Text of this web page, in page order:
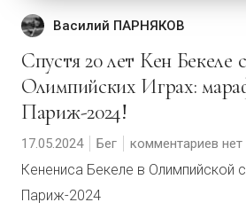
Василий ПАРНЯКОВ
Спустя 20 лет Кен Бекеле снова бежит на
Олимпийских Играх:
Париж-2024!
17.05.2024 Бег комментариев нет
Кенениса Бекеле в Олимпийской
Париж-2024